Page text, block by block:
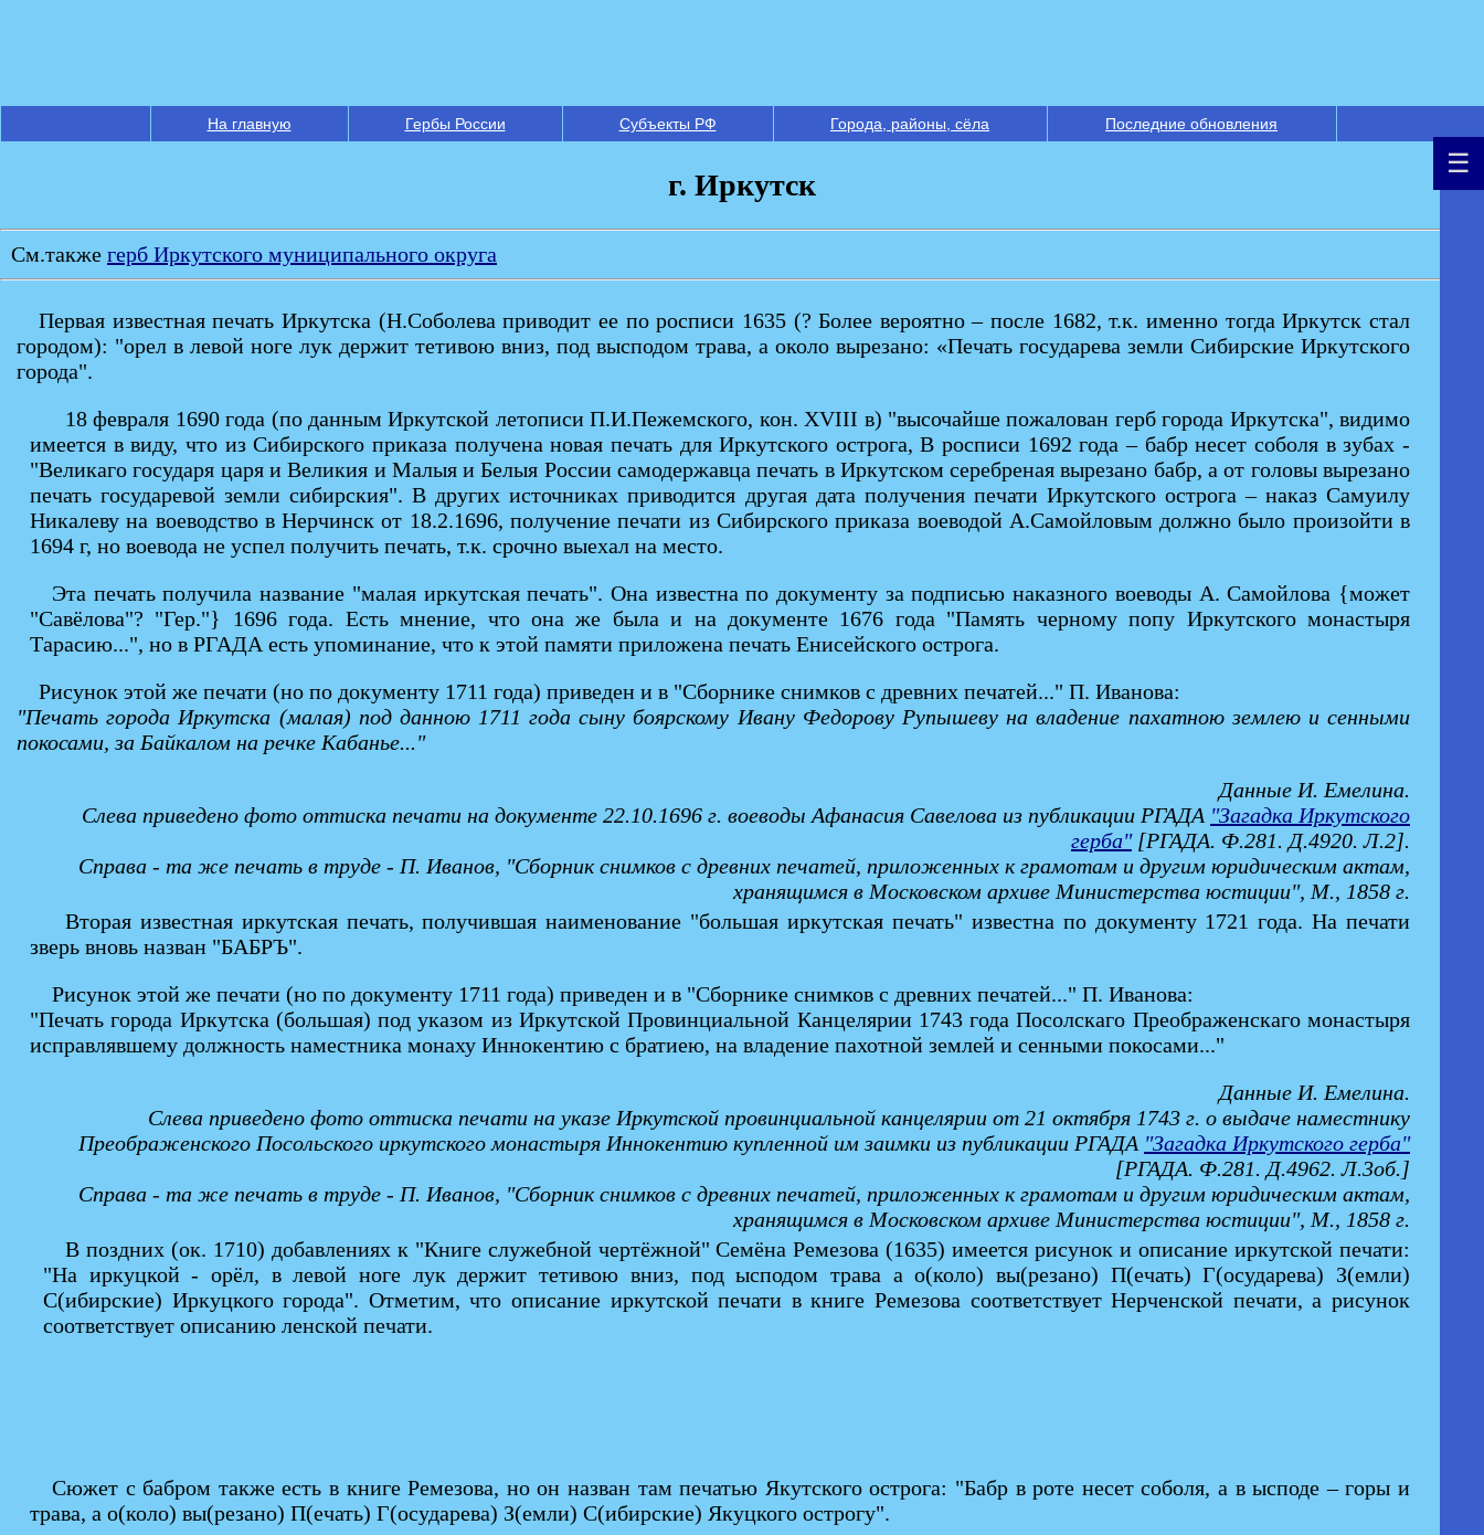
На главную Гербы России Субъекты РФ Города, районы, сёла Последние обновления
г. Иркутск
См.также герб Иркутского муниципального округа
Первая известная печать Иркутска (Н.Соболева приводит ее по росписи 1635 (? Более вероятно – после 1682, т.к. именно тогда Иркутск стал
городом): "орел в левой ноге лук держит тетивою вниз, под высподом трава, а около вырезано: «Печать государева земли Сибирские Иркутского
города".
18 февраля 1690 года (по данным Иркутской летописи П.И.Пежемского, кон. XVIII в) "высочайше пожалован герб города Иркутска", видимо
имеется в виду, что из Сибирского приказа получена новая печать для Иркутского острога, В росписи 1692 года – бабр несет соболя в зубах -
"Великаго государя царя и Великия и Малыя и Белыя России самодержавца печать в Иркутском серебреная вырезано бабр, а от головы вырезано
печать государевой земли сибирския". В других источниках приводится другая дата получения печати Иркутского острога – наказ Самуилу
Никалеву на воеводство в Нерчинск от 18.2.1696, получение печати из Сибирского приказа воеводой А.Самойловым должно было произойти в
1694 г, но воевода не успел получить печать, т.к. срочно выехал на место.
Эта печать получила название "малая иркутская печать". Она известна по документу за подписью наказного воеводы А. Самойлова {может
"Савёлова"? "Гер."} 1696 года. Есть мнение, что она же была и на документе 1676 года "Память черному попу Иркутского монастыря
Тарасию...", но в РГАДА есть упоминание, что к этой памяти приложена печать Енисейского острога.
Рисунок этой же печати (но по документу 1711 года) приведен и в "Сборнике снимков с древних печатей..." П. Иванова:
"Печать города Иркутска (малая) под данною 1711 года сыну боярскому Ивану Федорову Рупышеву на владение пахатною землею и сенными
покосами, за Байкалом на речке Кабанье..."
Данные И. Емелина.
Слева приведено фото оттиска печати на документе 22.10.1696 г. воеводы Афанасия Савелова из публикации РГАДА "Загадка Иркутского
герба"[РГАДА. Ф.281. Д.4920. Л.2].
Справа - та же печать в труде - П. Иванов, "Сборник снимков с древних печатей, приложенных к грамотам и другим юридическим актам,
хранящимся в Московском архиве Министерства юстиции", М., 1858 г.
Вторая известная иркутская печать, получившая наименование "большая иркутская печать" известна по документу 1721 года. На печати
зверь вновь назван "БАБРЪ".
Рисунок этой же печати (но по документу 1711 года) приведен и в "Сборнике снимков с древних печатей..." П. Иванова:
"Печать города Иркутска (большая) под указом из Иркутской Провинциальной Канцелярии 1743 года Посолскаго Преображенскаго монастыря
исправлявшему должность наместника монаху Иннокентию с братиею, на владение пахотной землей и сенными покосами..."
Данные И. Емелина.
Слева приведено фото оттиска печати на указе Иркутской провинциальной канцелярии от 21 октября 1743 г. о выдаче наместнику
Преображенского Посольского иркутского монастыря Иннокентию купленной им заимки из публикации РГАДА "Загадка Иркутского герба"
[РГАДА. Ф.281. Д.4962. Л.3об.]
Справа - та же печать в труде - П. Иванов, "Сборник снимков с древних печатей, приложенных к грамотам и другим юридическим актам,
хранящимся в Московском архиве Министерства юстиции", М., 1858 г.
В поздних (ок. 1710) добавлениях к "Книге служебной чертёжной" Семёна Ремезова (1635) имеется рисунок и описание иркутской печати:
"На иркуцкой - орёл, в левой ноге лук держит тетивою вниз, под ысподом трава а о(коло) вы(резано) П(ечать) Г(осударева) З(емли)
С(ибирские) Иркуцкого города". Отметим, что описание иркутской печати в книге Ремезова соответствует Нерченской печати, а рисунок
соответствует описанию ленской печати.
Сюжет с бабром также есть в книге Ремезова, но он назван там печатью Якутского острога: "Бабр в роте несет соболя, а в ысподе – горы и
трава, а о(коло) вы(резано) П(ечать) Г(осударева) З(емли) С(ибирские) Якуцкого острогу".